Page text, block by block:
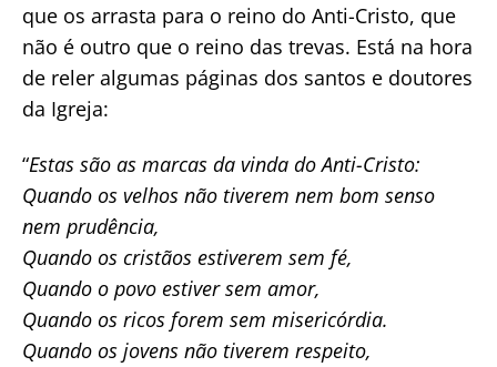
que os arrasta para o reino do Anti-Cristo, que
não é outro que o reino das trevas. Está na hora
de reler algumas páginas dos santos e doutores
da Igreja:
“Estas são as marcas da vinda do Anti-Cristo:
Quando os velhos não tiverem nem bom senso
nem prudência,
Quando os cristãos estiverem sem fé,
Quando o povo estiver sem amor,
Quando os ricos forem sem misericórdia.
Quando os jovens não tiverem respeito,